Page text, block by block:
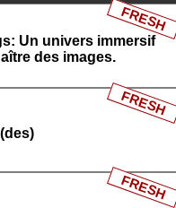
Un univers immersif
des images.
FRESH
FRESH
FRESH